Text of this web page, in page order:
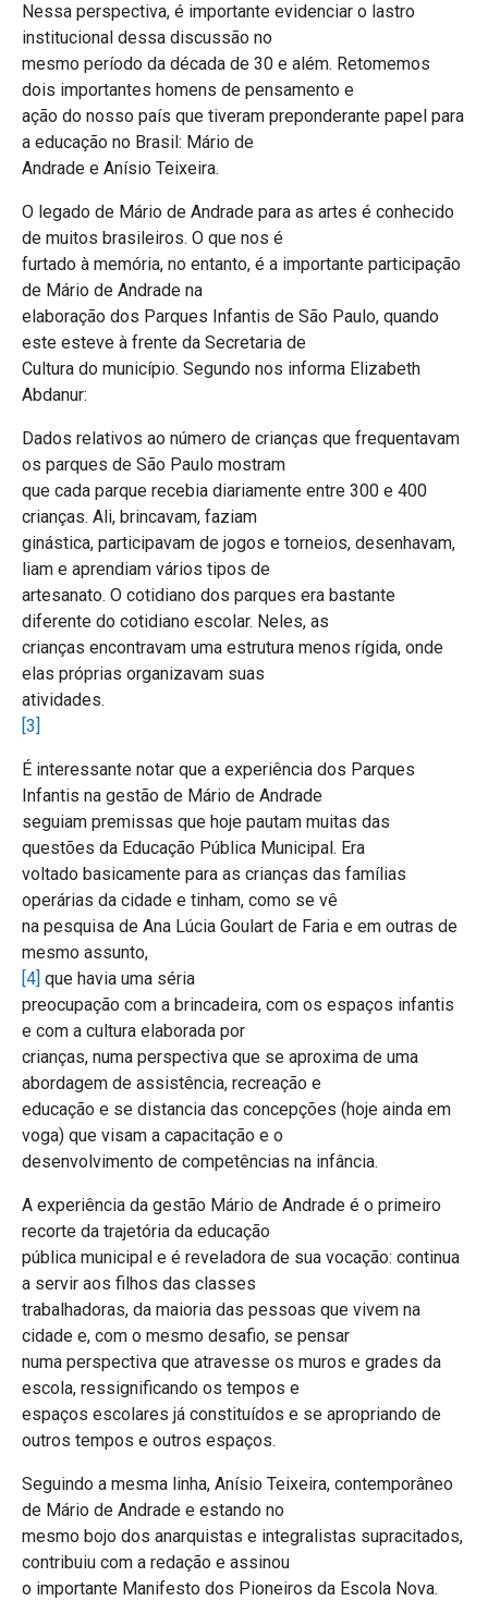
Nessa perspectiva, é importante evidenciar o lastro
institucional dessa discussão no
mesmo período da década de 30 e além. Retomemos
dois importantes homens de pensamento e
ação do nosso país que tiveram preponderante papel para
a educação no Brasil: Mário de
Andrade e Anísio Teixeira.
O legado de Mário de Andrade para as artes é conhecido
de muitos brasileiros. O que nos é
furtado à memória, no entanto, é a importante participação
de Mário de Andrade na
elaboração dos Parques Infantis de São Paulo, quando
este esteve à frente da Secretaria de
Cultura do município. Segundo nos informa Elizabeth
Abdanur:
Dados relativos ao número de crianças que frequentavam
os parques de São Paulo mostram
que cada parque recebia diariamente entre 300 e 400
crianças. Ali, brincavam, faziam
ginástica, participavam de jogos e torneios, desenhavam,
liam e aprendiam vários tipos de
artesanato. O cotidiano dos parques era bastante
diferente do cotidiano escolar. Neles, as
crianças encontravam uma estrutura menos rígida, onde
elas próprias organizavam suas
atividades.
[3]
É interessante notar que a experiência dos Parques
Infantis na gestão de Mário de Andrade
seguiam premissas que hoje pautam muitas das
questões da Educação Pública Municipal. Era
voltado basicamente para as crianças das famílias
operárias da cidade e tinham, como se vê
na pesquisa de Ana Lúcia Goulart de Faria e em outras de
mesmo assunto,
[4] que havia uma séria
preocupação com a brincadeira, com os espaços infantis
e com a cultura elaborada por
crianças, numa perspectiva que se aproxima de uma
abordagem de assistência, recreação e
educação e se distancia das concepções (hoje ainda em
voga) que visam a capacitação e o
desenvolvimento de competências na infância.
A experiência da gestão Mário de Andrade é o primeiro
recorte da trajetória da educação
pública municipal e é reveladora de sua vocação: continua
a servir aos filhos das classes
trabalhadoras, da maioria das pessoas que vivem na
cidade e, com o mesmo desafio, se pensar
numa perspectiva que atravesse os muros e grades da
escola, ressignificando os tempos e
espaços escolares já constituídos e se apropriando de
outros tempos e outros espaços.
Seguindo a mesma linha, Anísio Teixeira, contemporâneo
de Mário de Andrade e estando no
mesmo bojo dos anarquistas e integralistas supracitados,
contribuiu com a redação e assinou
o importante Manifesto dos Pioneiros da Escola Nova.